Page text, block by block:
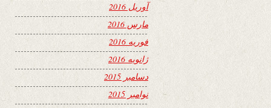
آوریل 2016
مارس 2016
فوریه 2016
ژانویه 2016
دسامبر 2015
نوامبر 2015